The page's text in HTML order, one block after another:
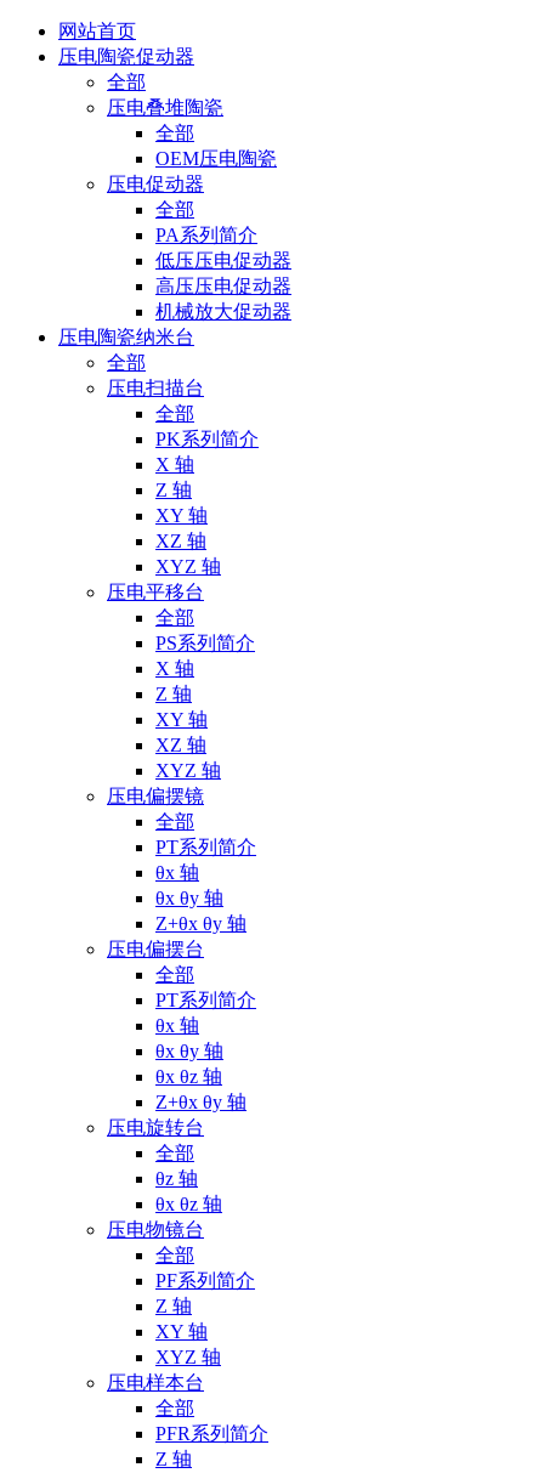
网站首页
压电陶瓷促动器
全部
压电叠堆陶瓷
全部
OEM压电陶瓷
压电促动器
全部
PA系列简介
低压压电促动器
高压压电促动器
机械放大促动器
压电陶瓷纳米台
全部
压电扫描台
全部
PK系列简介
X 轴
Z 轴
XY 轴
XZ 轴
XYZ 轴
压电平移台
全部
PS系列简介
X 轴
Z 轴
XY 轴
XZ 轴
XYZ 轴
压电偏摆镜
全部
PT系列简介
θx 轴
θx θy 轴
Z+θx θy 轴
压电偏摆台
全部
PT系列简介
θx 轴
θx θy 轴
θx θz 轴
Z+θx θy 轴
压电旋转台
全部
θz 轴
θx θz 轴
压电物镜台
全部
PF系列简介
Z 轴
XY 轴
XYZ 轴
压电样本台
全部
PFR系列简介
Z 轴